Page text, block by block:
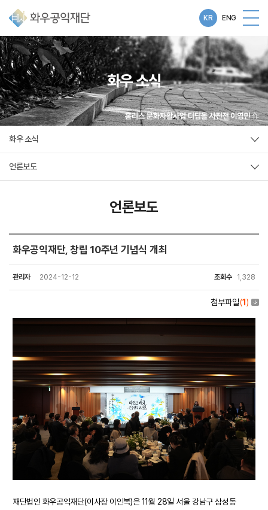
KR ENG
화우 소식
화우 소식
언론보도
언론보도
화우공익재단, 창립 10주년 기념식 개최
관리자 2024-12-12 조회수 1,328
첨부파일(1 )
재단법인 화우공익재단(이사장 이인복)은 11월 28일 서울 강남구 삼성동